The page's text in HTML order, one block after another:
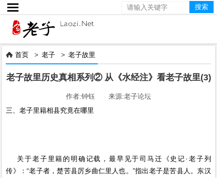

 首页 >老子 >老子故里
老子故里历史真相系列② 从《水经注》看老子故里(3)
作者:钟钰 来源:老子论坛
三、老子里籍相县究竟在哪里
关于老子里籍的明确记载，最早见于司马迁《史记·老子列
传》：“老子者，楚苦县厉乡曲仁里人也。”指出老子是苦县人。东汉